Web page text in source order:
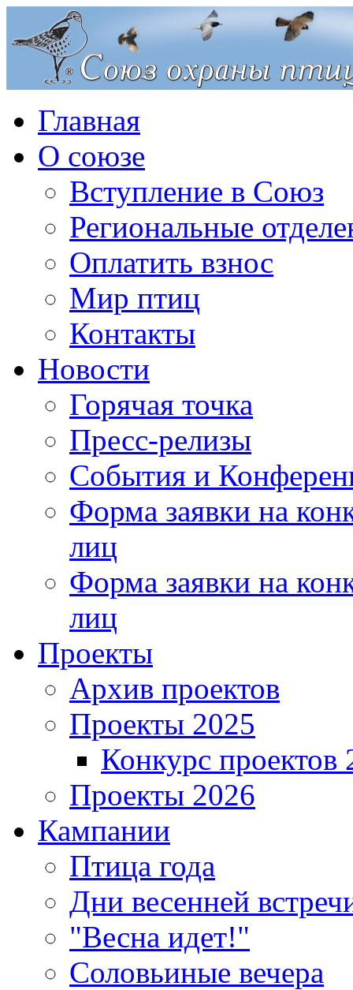
Главная
О союзе
Вступление в Союз
Региональные
Оплатить взнос
Мир птиц
Контакты
Новости
Горячая точка
Пресс-релизы
События и
Форма заявки на
лиц
Форма заявки на
лиц
Проекты
Архив проектов
Проекты 2025
Конкурс проектов
Проекты 2026
Кампании
Птица года
Дни весенней
"Весна идет!"
Соловьиные вечера